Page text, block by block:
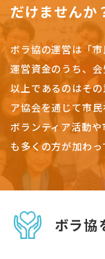
だけませんか
ボラ協の運営は「市
運営資金のうち、
以上であるのはその
ア協会を通じて市
ボランティア活動
も多くの方が加わ
ボラ協